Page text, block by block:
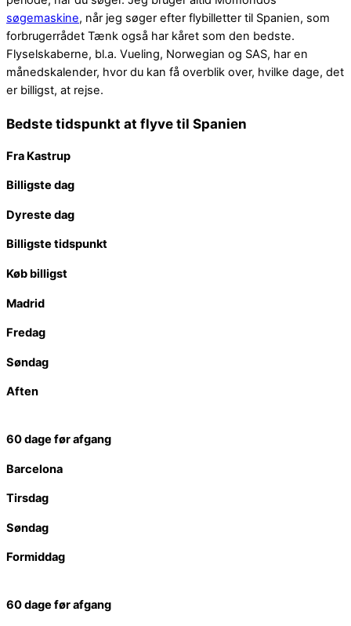
søgemaskine, når jeg søger efter flybilletter til Spanien, som
forbrugerrådet Tænk også har kåret som den bedste.
Flyselskaberne, bl.a. Vueling, Norwegian og SAS, har en
månedskalender, hvor du kan få overblik over, hvilke dage, det
er billigst, at rejse.
Bedste tidspunkt at flyve til Spanien
Fra Kastrup
Billigste dag
Dyreste dag
Billigste tidspunkt
Køb billigst
Madrid
Fredag
Søndag
Aften
60 dage før afgang
Barcelona
Tirsdag
Søndag
Formiddag
60 dage før afgang